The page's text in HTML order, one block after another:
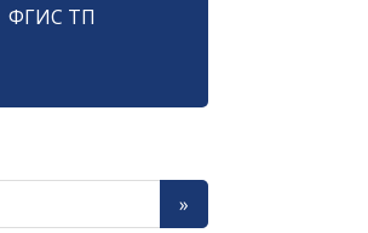
ФГИС ТП